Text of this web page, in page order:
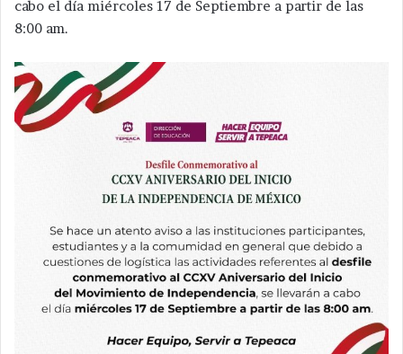
cabo el día miércoles 17 de Septiembre a partir de las
8:00 am.